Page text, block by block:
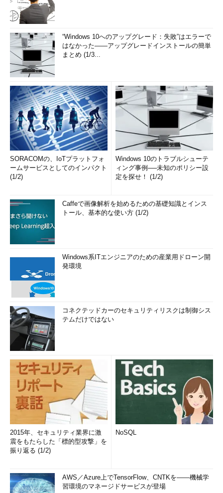
“Windows 10へのアップグレード：失敗”はエラーで
はなかった――アップグレードインストールの簡単
まとめ (1/3...
SORACOMの、IoTプラットフォ
ームサービスとしてのインパクト
(1/2)
Windows 10のトラブルシューテ
ィング事例──未知のポリシー設
定を探せ！ (1/2)
Caffeで画像解析を始めるための基礎知識とインス
トール、基本的な使い方 (1/2)
Windows系ITエンジニアのための産業用ドローン開
発環境
コネクテッドカーのセキュリティリスクは制御シス
テムだけではない
2015年、セキュリティ業界に激
震をもたらした「標的型攻撃」を
振り返る (1/2)
NoSQL
AWS／Azure上でTensorFlow、CNTKを――機械学
習環境のマネージドサービスが登場